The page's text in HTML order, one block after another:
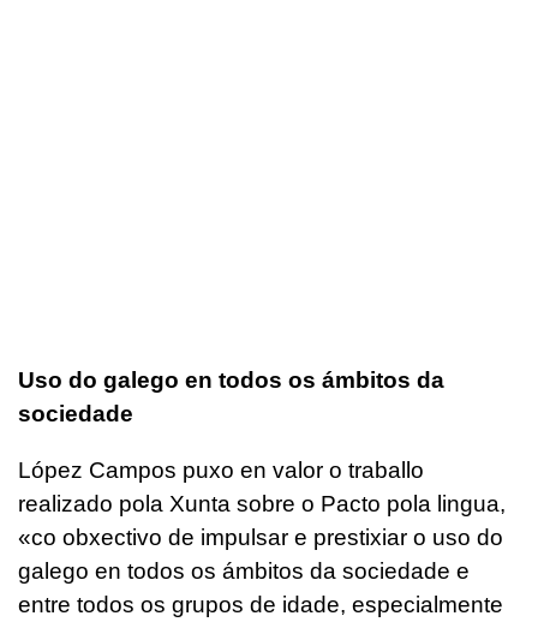
Uso do galego en todos os ámbitos da
sociedade
López Campos puxo en valor o traballo
realizado pola Xunta sobre o Pacto pola lingua,
«co obxectivo de impulsar e prestixiar o uso do
galego en todos os ámbitos da sociedade e
entre todos os grupos de idade, especialmente